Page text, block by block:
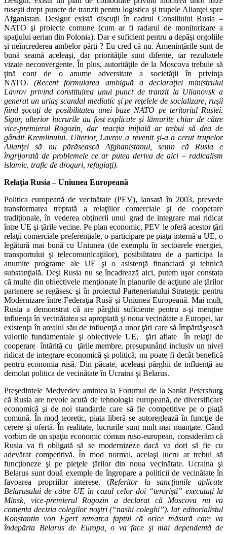
ruseşti drept puncte de tranzit pentru logistica şi trupele Alianţei spre
Afganistan. Desigur există discuţii în cadrul Consiliului Rusia –
NATO şi proiecte comune (cum ar fi radarul de monitorizare a
spaţiului aerian din Polonia). Dar e suficient pentru a depăşi orgoliile
şi neîncrederea ambelor părţi ? Eu cred că nu. Ameninţările sunt de
bună seamă aceleaşi, dar priorităţile sunt diferite, iar rezultatele
vizate neconvergente. În plus, autorităţile de la Moscova trebuie să
ţină cont de o anume adversitate a societăţii în privinţa
NATO.(Recent formularea ambiguă a declaraţiei ministrului
Lavrov privind constituirea unui punct de tranzit la Ulianovsk a
generat un uriaş scandal mediatic şi pe reţelele de socializare, ruşii
fiind şocaţi de posibilitatea unei baze NATO pe teritoriul Rusiei.
Sigur, ulterior lucrurile au fost explicate şi lămurite chiar de către
vice-premierul Rogozin, dar reacţia iniţială ar trebui să dea de
gândit Kremlinului. Ulterior, Lavrov a revenit şi-a a cerut trupelor
Alianţei să nu părăsească Afghanistanul, semn că Rusia e
îngrijorată de problemele ce ar putea deriva de aici – radicalism
islamic, trafic de droguri, refugiaţi).
Relaţia Rusia – Uniunea Europeană
Politica europeană de vecinătate (PEV), lansată în 2003, prevede
transformarea treptată a relaţiilor comerciale şi de cooperare
tradiţionale, în vederea obţinerii unui grad de integrare mai ridicat
între UE şi ţările vecine. Pe plan economic, PEV le oferă acestor ţări
relaţii comerciale preferenţiale, o participare pe piaţa internă a UE, o
legătură mai bună cu Uniunea (de exemplu în sectoarele energiei,
transportului şi telecomunicaţiilor), posibilitatea de a participa la
anumite programe ale UE şi o asistenţă financiară şi tehnică
substanţială. Deşi Rusia nu se încadrează aici, putem uşor constata
că multe din obiectivele menţionate în planurile de acţiune ale ţărilor
partenere se regăsesc şi în proiectul Parteneriatului Strategic pentru
Modernizare între Federaţia Rusă şi Uniunea Europeană. Mai mult,
Rusia a demonstrat că are pârghii suficiente pentru a-şi menţine
influenţa în vecinătatea sa apropiată şi noua vecinătate a Europei, iar
existenţa în arealul său de influenţă a unor ţări care să împărtăşească
valorile fundamentale şi obiectivele UE, ţări aflate în relaţii de
cooperare întărită cu ţările membre, presupunând inclusiv un nivel
ridicat de integrare economică şi politică, nu poate fi decât benefică
pentru economia rusă. Din păcate, aceleaşi pârghii de influenţă au
demolat politica de vecinătate în Ucraina şi Belarus.
Preşedintele Medvedev amintea la Forumul de la Sankt Petersburg
că Rusia are nevoie acută de tehnologia europeană, de diversificare
economică şi de noi standarde care să fie competitive pe o piaţă
comună. În mod teoretic, piaţa liberă se autoreglează în funcţie de
cerere şi ofertă. În realitate, lucrurile sunt mult mai nuanţate. Când
vorbim de un spaţiu economic comun ruso-european, considerăm că
Rusia va fi obligată să se modernizeze dacă va dori să fie cu
adevărat competitivă. În mod normal, acelaşi lucru ar trebui să
funcţioneze şi pe pieţele ţărilor din noua vecinătate. Ucraina şi
Belarus sunt două exemple de îngropare a politicii de vecinătate în
favoarea propriilor interese. (Referitor la sancţiunile aplicate
Belarusului de către UE în cazul celor doi “terorişti” executaţi la
Minsk, vice-premierul Rogozin a declarat că Moscova nu va
comenta decizia colegilor noştri(“nashi coleghi”). Iar editorialistul
Konstantin von Egert remarca faptul că orice măsură care va
îndepărta Belarus de Europa, o va face şi mai dependentă de